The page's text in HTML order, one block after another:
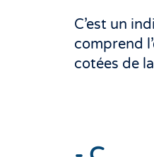
C’est un
comprend
cotées de